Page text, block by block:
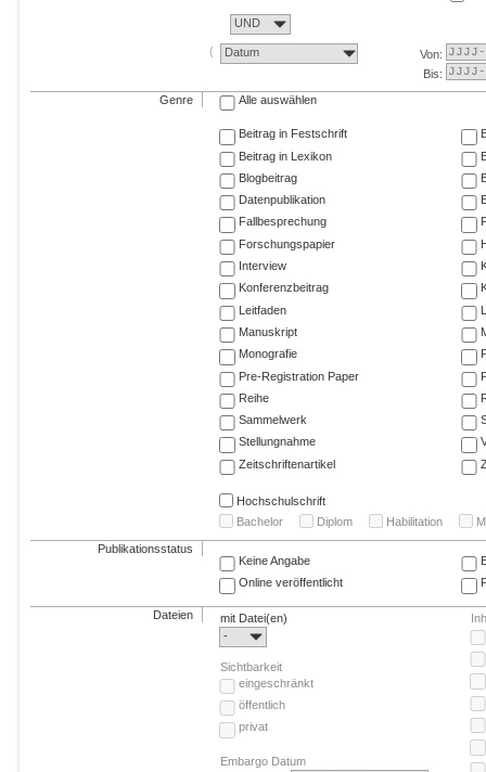
UND
Datum
Von:
Bis:
Genre Alle auswählen
Beitrag in Festschrift
Beitrag in Lexikon
Blogbeitrag
Datenpublikation
Fallbesprechung
Forschungspapier
Interview
Konferenzbeitrag
Leitfaden
Manuskript
Monografie
Pre-Registration Paper
Reihe
Sammelwerk
Stellungnahme
Zeitschriftenartikel
Hochschulschrift
Bachelor
Diplom Habilitation
Publikationsstatus
Keine Angabe
Online veröffentlicht
Dateien
mit Datei(en)
-
Sichtbarkeit
eingeschränkt
öffentlich
privat
Embargo Datum